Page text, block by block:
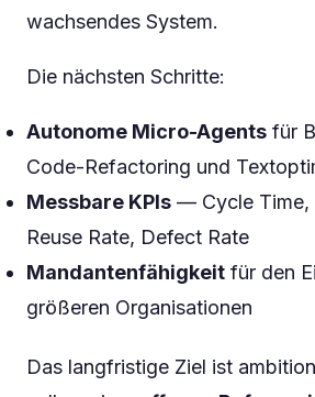
wachsendes System.
Die nächsten Schritte:
Autonome Micro-Agents für
Code-Refactoring und
Messbare KPIs — Cycle Time,
Reuse Rate, Defect Rate
Mandantenfähigkeit für den
größeren Organisationen
Das langfristige Ziel ist